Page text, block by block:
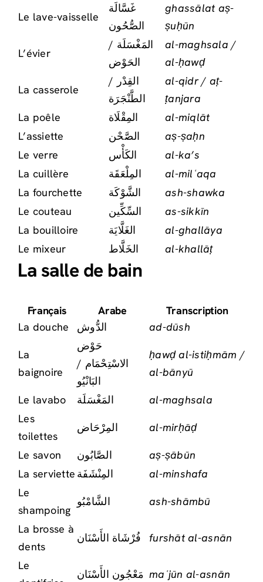
Le lave-vaisselle
غَسَّالَة
الصُّحُون
ghassālat aṣ-
ṣuḥūn
L’évier
المَغْسَلَة /
الحَوْض
al-maghsala /
al-ḥawḍ
La casserole
القِدْر /
الطَّنْجَرَة
al-qidr / aṭ-
ṭanjara
La poêle
المِقْلَاة
al-miqlāt
L’assiette
الصَّحْن
aṣ-ṣaḥn
Le verre
الكَأْس
al-ka’s
La cuillère
المِلْعَقَة
al-milʿaqa
La fourchette
الشَّوْكَة
ash-shawka
Le couteau
السِّكِّين
as-sikkīn
La bouilloire
الغَلَّايَة
al-ghallāya
Le mixeur
الخَلَّاط al-khallāṭ
La salle de bain
Français Arabe
Transcription
La douche
الدُّوش ad-dūsh
La
baignoire
حَوْض
الاسْتِحْمَام /
البَانْيُو
ḥawḍ al-istiḥmām /
al-bānyū
Le lavabo المَغْسَلَة
al-maghsala
Les
toilettes
المِرْحَاض al-mirḥāḍ
Le savon الصَّابُون
aṣ-ṣābūn
La serviette المِنْشَفَة
al-minshafa
Le
shampoing
الشَّامْبُو ash-shāmbū
La brosse à
dents
فُرْشَاة الأَسْنَان furshāt al-asnān
Le
مَعْجُون الأَسْنَان maʿjūn al-asnān